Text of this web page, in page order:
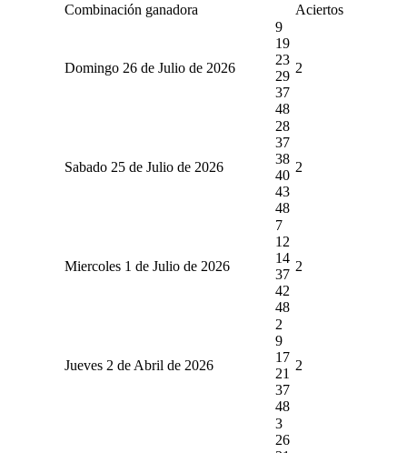
Combinación ganadora Aciertos
Domingo 26 de Julio de 2026
9
19
23
29
37
48
2
Sabado 25 de Julio de 2026
28
37
38
40
43
48
2
Miercoles 1 de Julio de 2026
7
12
14
37
42
48
2
Jueves 2 de Abril de 2026
2
9
17
21
37
48
2
3
26